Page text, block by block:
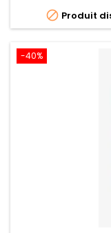
 Produit
-40%